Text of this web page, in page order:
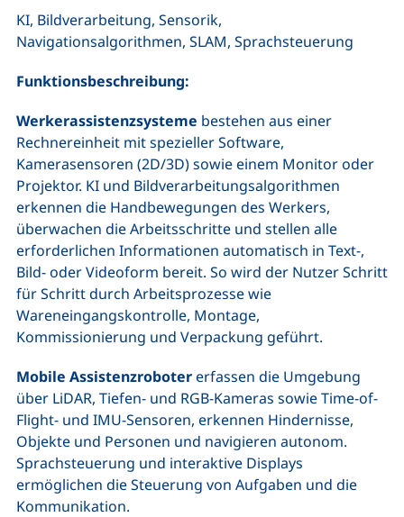
KI, Bildverarbeitung, Sensorik,
Navigationsalgorithmen, SLAM, Sprachsteuerung
Funktionsbeschreibung:
Werkerassistenzsysteme bestehen aus einer
Rechnereinheit mit spezieller Software,
Kamerasensoren (2D/3D) sowie einem Monitor oder
Projektor. KI und Bildverarbeitungsalgorithmen
erkennen die Handbewegungen des Werkers,
überwachen die Arbeitsschritte und stellen alle
erforderlichen Informationen automatisch in Text-,
Bild- oder Videoform bereit. So wird der Nutzer Schritt
für Schritt durch Arbeitsprozesse wie
Wareneingangskontrolle, Montage,
Kommissionierung und Verpackung geführt.
Mobile Assistenzrobotererfassen die Umgebung
über LiDAR, Tiefen- und RGB-Kameras sowie Time-of-
Flight- und IMU-Sensoren, erkennen Hindernisse,
Objekte und Personen und navigieren autonom.
Sprachsteuerung und interaktive Displays
ermöglichen die Steuerung von Aufgaben und die
Kommunikation.